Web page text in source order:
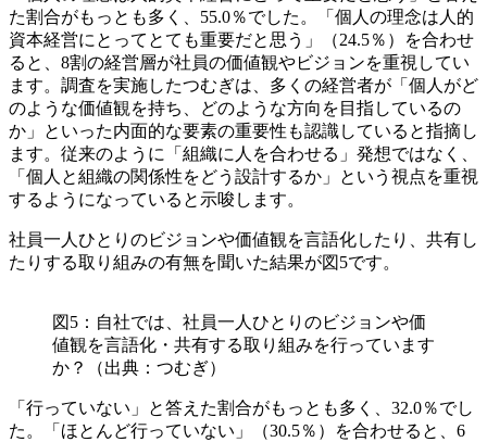
た割合がもっとも多く、55.0％でした。「個人の理念は人的
資本経営にとってとても重要だと思う」（24.5％）を合わせ
ると、8割の経営層が社員の価値観やビジョンを重視してい
ます。調査を実施したつむぎは、多くの経営者が「個人がど
のような価値観を持ち、どのような方向を目指しているの
か」といった内面的な要素の重要性も認識していると指摘し
ます。従来のように「組織に人を合わせる」発想ではなく、
「個人と組織の関係性をどう設計するか」という視点を重視
するようになっていると示唆します。
社員一人ひとりのビジョンや価値観を言語化したり、共有し
たりする取り組みの有無を聞いた結果が図5です。
図5：自社では、社員一人ひとりのビジョンや価
値観を言語化・共有する取り組みを行っています
か？（出典：つむぎ）
「行っていない」と答えた割合がもっとも多く、32.0％でし
た。「ほとんど行っていない」（30.5％）を合わせると、6